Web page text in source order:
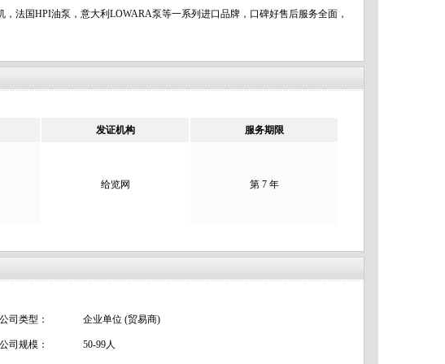
法国HPI油泵，意大利LOWARA泵等一系列进口品牌，口碑好售后服务全面，
发证机构 服务期限
给览网 第 7 年
公司类型： 企业单位 (贸易商)
公司规模： 50-99人